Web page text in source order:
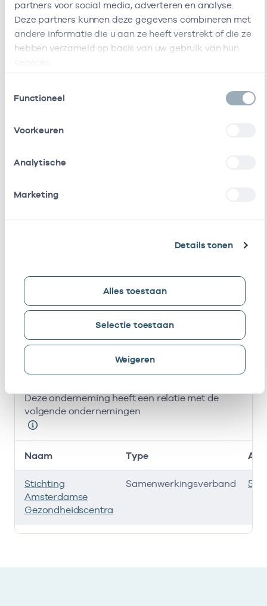
partners voor social media, adverteren en analyse.
Deze partners kunnen deze gegevens combineren met
andere informatie die u aan ze heeft verstrekt of die ze
hebben verzameld op basis van uw gebruik van hun
Functioneel
Voorkeuren
Analytische
Marketing
Details tonen
Alles toestaan
Selectie toestaan
Weigeren
Huisartsenpraktijk
Dapperbuurt
Wagenaarstraat
437
1093CN
-
zorgverleners
Bij deze onderneming werken de volgende
Haeringen
01025062 01-07-2011
S. Van
Eigenaar 84029819 25-11-2013
B.J.M.
31-12-2025
Ondernemingen
Deze onderneming heeft een relatie met de
volgende ondernemingen
Deze onderneming heeft een relatie met de volgende
Naam Type
Stichting
Amsterdamse
Gezondheidscentra
Samenwerkingsverband